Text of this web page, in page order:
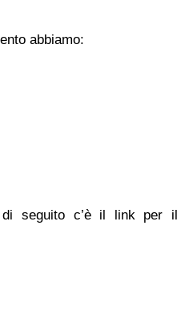
abbiamo:
seguito c’è il link per il